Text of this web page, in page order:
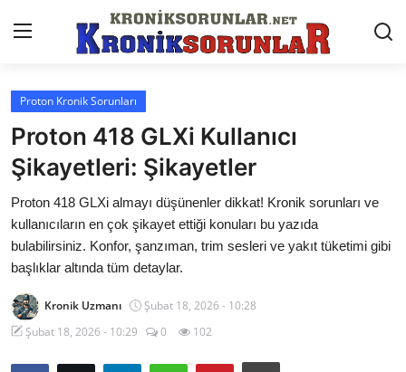
Anasayfa
Markalar
İletişim
Trafik & Cezalar
Sigorta & Kasko
Vergi & ÖTV & MTV
Proton Kronik Sorunları
Proton 418 GLXi Kullanıcı
Şikayetleri: Şikayetler
Proton 418 GLXi almayı düşünenler dikkat! Kronik sorunları ve
kullanıcıların en çok şikayet ettiği konuları bu yazıda
bulabilirsiniz. Konfor, şanzıman, trim sesleri ve yakıt tüketimi gibi
başlıklar altında tüm detaylar.
Kronik Uzmanı
Şubat 18, 2026 - 10:28
Şubat 18, 2026 - 10:29
0 102